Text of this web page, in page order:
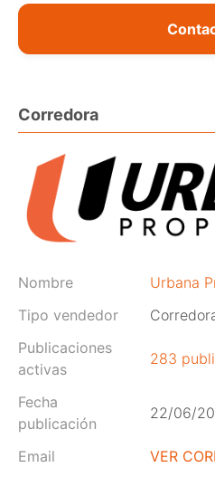
Corredora
Nombre
Urbana
Tipo vendedor
Publicaciones
activas
283
Fecha
publicación
22/06/
Email
VER